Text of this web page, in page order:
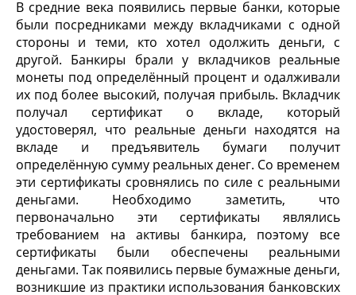
В средние века появились первые банки, которые
были посредниками между вкладчиками с одной
стороны и теми, кто хотел одолжить деньги, с
другой. Банкиры брали у вкладчиков реальные
монеты под определённый процент и одалживали
их под более высокий, получая прибыль. Вкладчик
получал сертификат о вкладе, который
удостоверял, что реальные деньги находятся на
вкладе и предъявитель бумаги получит
определённую сумму реальных денег. Со временем
эти сертификаты сровнялись по силе с реальными
деньгами. Необходимо заметить, что
первоначально эти сертификаты являлись
требованием на активы банкира, поэтому все
сертификаты были обеспечены реальными
деньгами. Так появились первые бумажные деньги,
возникшие из практики использования банковских